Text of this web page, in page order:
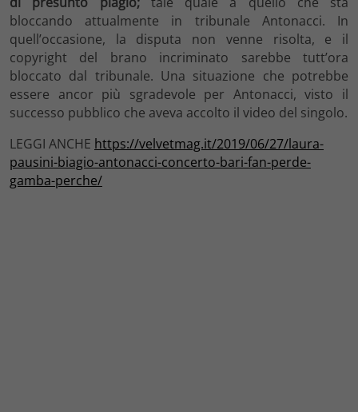
bloccando attualmente in tribunale Antonacci. In
quell’occasione, la disputa non venne risolta, e il
copyright del brano incriminato sarebbe tutt’ora
bloccato dal tribunale. Una situazione che potrebbe
essere ancor più sgradevole per Antonacci, visto il
successo pubblico che aveva accolto il video del singolo.
LEGGI ANCHE https://velvetmag.it/2019/06/27/laura-
pausini-biagio-antonacci-concerto-bari-fan-perde-
gamba-perche/